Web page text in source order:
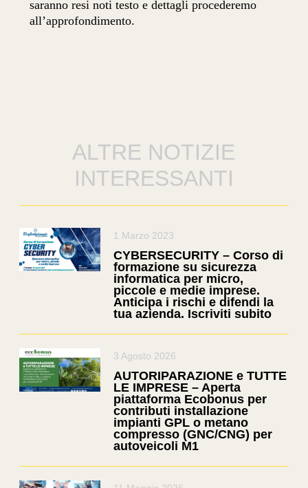
saranno resi noti testo e dettagli procederemo
all’approfondimento.
ALTRE NOTIZIE
INTERESSANTI
1 Marzo 2023
CYBERSECURITY – Corso di
formazione su sicurezza
informatica per micro,
piccole e medie imprese.
Anticipa i rischi e difendi la
tua azienda. Iscriviti subito
3 Agosto 2026
AUTORIPARAZIONE e TUTTE
LE IMPRESE – Aperta
piattaforma Ecobonus per
contributi installazione
impianti GPL o metano
compresso (GNC/CNG) per
autoveicoli M1